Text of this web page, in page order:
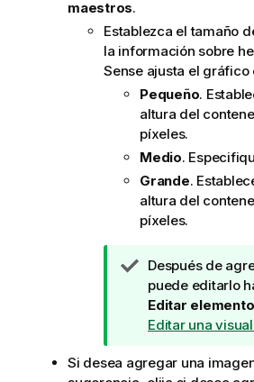
maestros.
Establezca el tamaño
la información sobre
Senseajusta el gráfico
Pequeño.
altura del
píxeles.
Medio.
Grande.
altura del
píxeles.
N
o
t
a
e
Después de
puede editarlo
Editar
Editar una
Si desea agregar una